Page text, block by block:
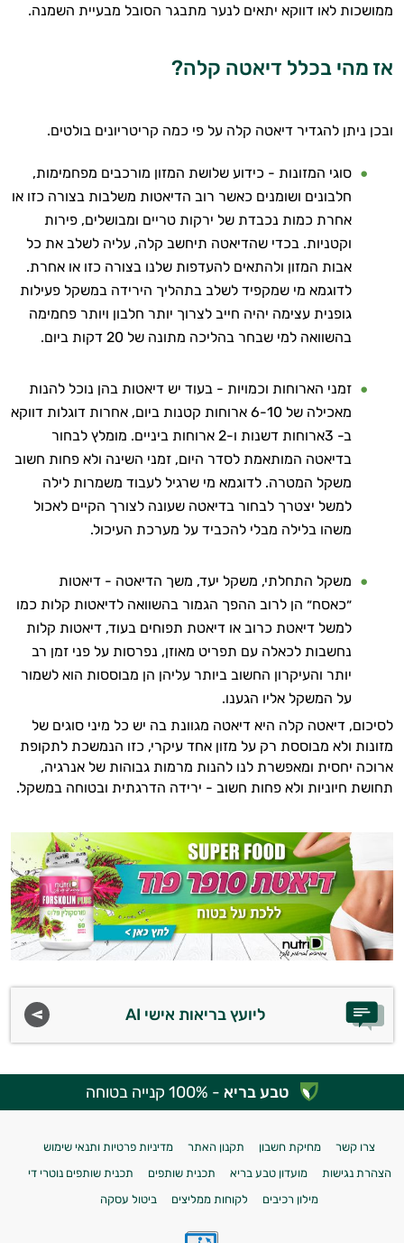
ממושכות לאו דווקא יתאים לנער מתבגר הסובל מבעיית השמנה.
אז מהי בכלל דיאטה קלה?
ובכן ניתן להגדיר דיאטה קלה על פי כמה קריטריונים בולטים.
סוגי המזונות - כידוע שלושת המזון מורכבים מפחמימות,
חלבונים ושומנים כאשר רוב הדיאטות משלבות בצורה כזו או
אחרת כמות נכבדת של ירקות טריים ומבושלים, פירות
וקטניות. בכדי שהדיאטה תיחשב קלה, עליה לשלב את כל
אבות המזון ולהתאים להעדפות שלנו בצורה כזו או אחרת.
לדוגמא מי שמקפיד לשלב בתהליך הירידה במשקל פעילות
גופנית עצימה יהיה חייב לצרוך יותר חלבון ויותר פחמימה
בהשוואה למי שבחר בהליכה מתונה של 20 דקות ביום.
זמני הארוחות וכמויות - בעוד יש דיאטות בהן נוכל להנות
מאכילה של 6-10 ארוחות קטנות ביום, אחרות דוגלות דווקא
ב- 3ארוחות דשנות ו-2 ארוחות ביניים. מומלץ לבחור
בדיאטה המותאמת לסדר היום, זמני השינה ולא פחות חשוב
משקל המטרה. לדוגמא מי שרגיל לעבוד משמרות לילה
למשל יצטרך לבחור בדיאטה שעונה לצורך הקיים לאכול
משהו בלילה מבלי להכביד על מערכת העיכול.
משקל התחלתי, משקל יעד, משך הדיאטה - דיאטות
״כאסח״ הן לרוב ההפך הגמור בהשוואה לדיאטות קלות כמו
למשל דיאטת כרוב או דיאטת תפוחים בעוד, דיאטות קלות
נחשבות לכאלה עם תפריט מאוזן, נפרסות על פני זמן רב
יותר והעיקרון החשוב ביותר עליהן הן מבוססות הוא לשמור
על המשקל אליו הגענו.
לסיכום, דיאטה קלה היא דיאטה מגוונת בה יש כל מיני סוגים של
מזונות ולא מבוססת רק על מזון אחד עיקרי, כזו הנמשכת לתקופת
ארוכה יחסית ומאפשרת לנו להנות מרמות גבוהות של אנרגיה,
תחושת חיוניות ולא פחות חשוב - ירידה הדרגתית ובטוחה במשקל.
ליועץ בריאות אישי AI
טבע בריא - 100% קנייה בטוחה
צרו קשר מחיקת חשבון תקנון האתר
מדיניות פרטיות ותנאי שימוש
הצהרת נגישות
מועדון טבע בריא תכנית שותפים
תכנית שותפים נוטרי די
מילון רכיבים
לקוחות ממליצים ביטול עסקה
אני יועץ הבריאות האישי AI של טבע בריא.
התשובות שלי מבוססות על מאגרי מידע קליניים
וספרות מקצועית בתחומי הרפואה הטבעית
ותזונת הספורט.
אני כאן כדי לעזור לך להתאים את תוספי
התזונה ומוצרי הבריאות המדויקים למטרות
עובדים יחד כדי למקסם תוצאות גם בחיי היום
יום וגם בתחום הכושר והספורט.
המטרה שלי היא להתאים עבורך המלצות
אישיות מבוססות מדעית.
זה הזמן להתחיל. איך אוכל לעזור?